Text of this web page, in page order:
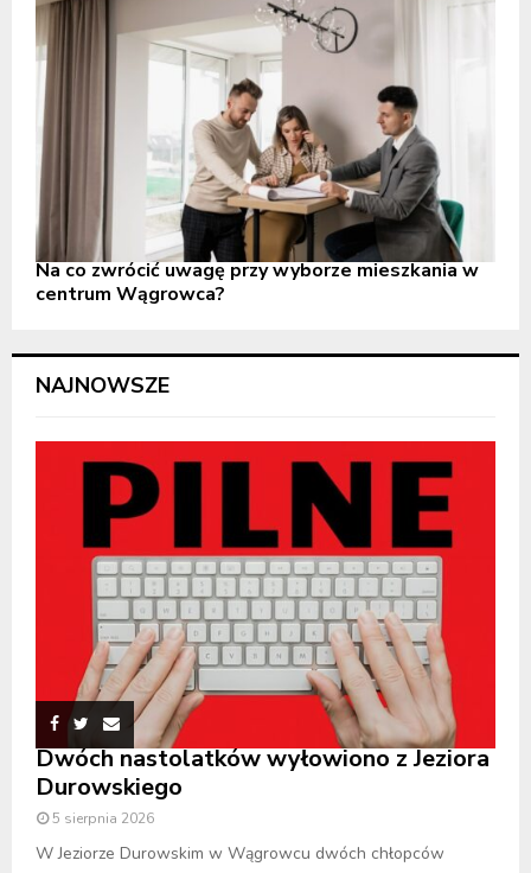
Na co zwrócić uwagę przy wyborze mieszkania w
centrum Wągrowca?
NAJNOWSZE
Dwóch nastolatków wyłowiono z Jeziora
Durowskiego
5 sierpnia 2026
W Jeziorze Durowskim w Wągrowcu dwóch chłopców